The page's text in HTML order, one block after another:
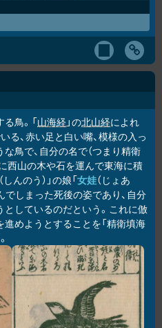
鳥。「山海経 」の北山経によれ
る、赤い足と白い嘴、模様の入っ
な鳥で、自分の名で（つまり精衛
西山の木や石を運んで東海に積
（しんのう）」の娘「女娃（じょあ
でしまった死後の姿であり、自分
しているのだという。これに倣
めようとすることを「精衛填海